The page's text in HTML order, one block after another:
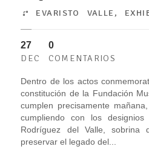
EVARISTO VALLE ,
27
DEC
0
COMENTARIOS
Dentro de los actos
constitución de la Fundación
cumplen precisamente
cumpliendo con los
Rodríguez del Valle, sobrina
preservar el legado del...